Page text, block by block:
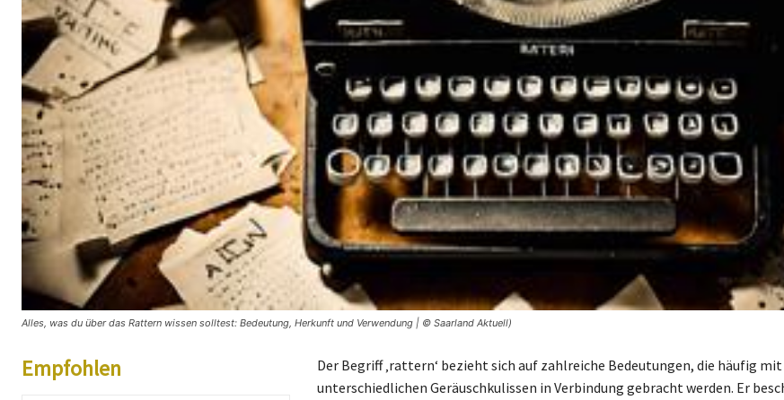
Alles, was du über das Rattern wissen solltest: Bedeutung, Herkunft und Verwendung | © Saarland Aktuell)
Empfohlen
Der Begriff ‚rattern‘ bezieht sich auf zahlreiche Bedeutungen, die häufig mit
unterschiedlichen Geräuschkulissen in Verbindung gebracht werden. Er